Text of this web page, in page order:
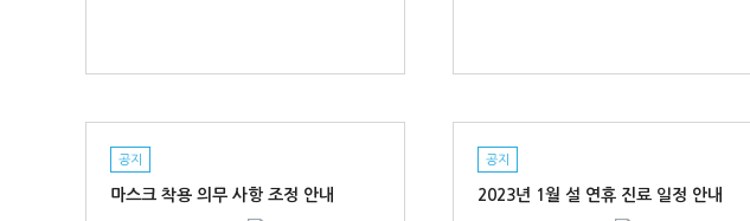
공지
마스크 착용 의무 사항 조정 안내
공지
2023년 1월 설 연휴 진료 일정 안내